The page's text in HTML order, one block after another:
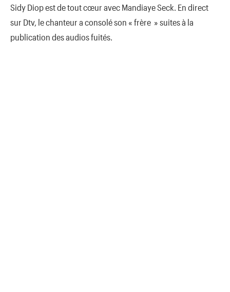
Sidy Diop est de tout cœur avec Mandiaye Seck. En direct
sur Dtv, le chanteur a consolé son « frère » suites à la
publication des audios fuités.